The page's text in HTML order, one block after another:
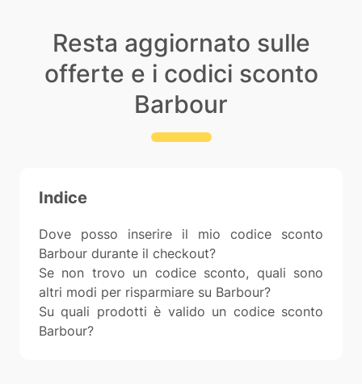
Resta aggiornato sulle
offerte e i codici sconto
Barbour
Indice
Dove posso inserire il mio codice sconto
Barbour durante il checkout?
Se non trovo un codice sconto, quali sono
altri modi per risparmiare su Barbour?
Su quali prodotti è valido un codice sconto
Barbour?